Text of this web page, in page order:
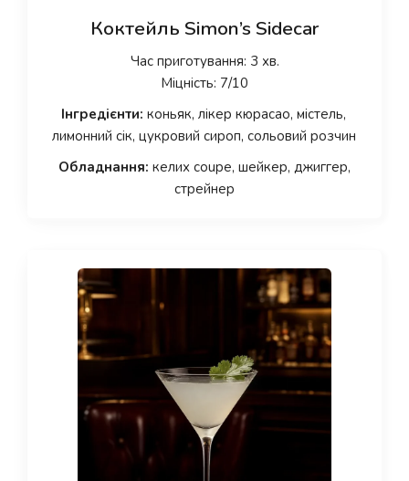
Коктейль Simon’s Sidecar
Час приготування: 3 хв.
Міцність: 7/10
Інгредієнти: коньяк, лікер кюрасао, містель,
лимонний сік, цукровий сироп, сольовий розчин
Обладнання: келих coupe, шейкер, джиггер,
стрейнер